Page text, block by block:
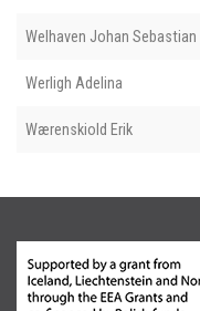
Welhaven Johan Sebastian
Werligh Adelina
Wærenskiold Erik